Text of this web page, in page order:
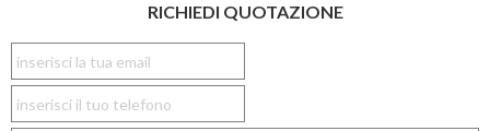
RICHIEDI QUOTAZIONE